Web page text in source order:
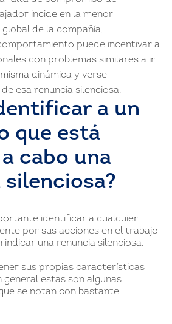
incide en la menor
de la compañía.
puede incentivar a
con problemas similares a ir
dinámica y verse
de esa renuncia silenciosa.
a un
que está
cabo una
identificar a cualquier
por sus acciones en el trabajo
indicar una renuncia silenciosa.
sus propias características
general estas son algunas
se notan con bastante